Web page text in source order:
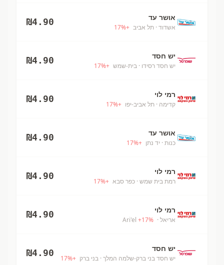
אושר עד
אשדוד · תל אביב +
17%
₪4.90
יש חסד
יש חסד רסידו · בית-שמש +
17%
₪4.90
רמי לוי
קדימה · תל אביב-יפו +
17%
₪4.90
אושר עד
כנות · יד נתן +
17%
₪4.90
רמי לוי
רמת בית שמש · כפר סבא +
17%
₪4.90
רמי לוי
אריאל · Ari'el
+17%
₪4.90
יש חסד
יש חסד בני ברק-שלמה המלך · בני ברק +
17%
₪4.90